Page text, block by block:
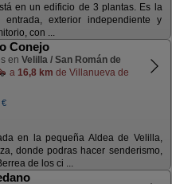
en un edificio de 3 plantas. Es la
exterior independiente y
con ...
Conejo
en Velilla / San Román de
a 16,8 km de Villanueva de
€
en la pequeña Aldea de Velilla,
donde podras hacer senderismo,
de los ci ...